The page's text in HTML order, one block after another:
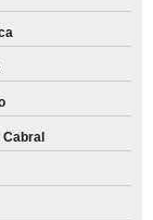
Cabral